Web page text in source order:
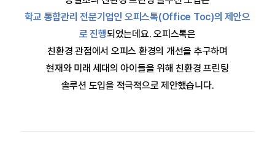
학교 통합관리 전문기업인 오피스톡(Office Toc)의 제안으
로 진행되었는데요. 오피스톡은
친환경 관점에서 오피스 환경의 개선을 추구하며
현재와 미래 세대의 아이들을 위해 친환경 프린팅
솔루션 도입을 적극적으로 제안했습니다.